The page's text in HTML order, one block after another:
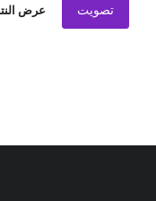
تصويت عرض